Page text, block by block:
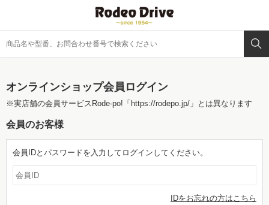
オンラインショップ会員ログイン
※実店舗の会員サービスRode-po! 「https://rodepo.jp/」 とは異なります
会員のお客様
会員IDとパスワードを入力してログインしてください。
IDをお忘れの方はこちら